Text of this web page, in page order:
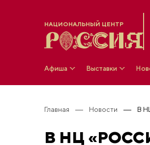
НАЦИОНАЛЬНЫЙ ЦЕНТР
Афиша Выставки
Главная Новости В
В НЦ